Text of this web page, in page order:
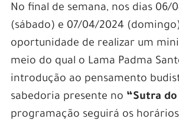
No final de semana, nos dias 06/
(sábado) e 07/04/2024
oportunidade de realizar um
meio do qual o Lama Padma
introdução ao pensamento
sabedoria presente no “Sutra do
programação seguirá os